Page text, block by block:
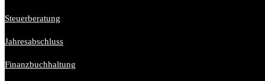
Steuerberatung
Jahresabschluss
Finanzbuchhaltung